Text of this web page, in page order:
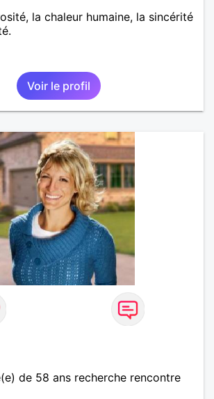
la chaleur humaine, la sincérité
Voir le profil
de 58 ans recherche rencontre